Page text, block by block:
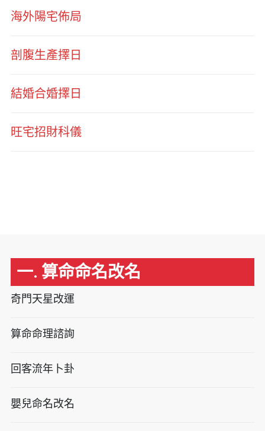
海外陽宅佈局
剖腹生產擇日
結婚合婚擇日
旺宅招財科儀
一. 算命命名改名
奇門天星改運
算命命理諮詢
回客流年卜卦
嬰兒命名改名